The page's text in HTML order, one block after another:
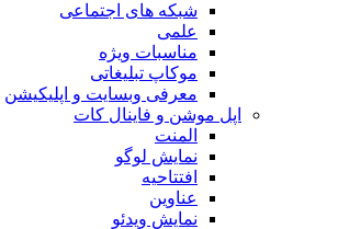
شبکه های اجتماعی
علمی
مناسبات ویژه
موکاپ تبلیغاتی
معرفی وبسایت و اپلیکیشن
اپل موشن و فاینال کات
المنت
نمایش لوگو
افتتاحیه
عناوین
نمایش ویدئو